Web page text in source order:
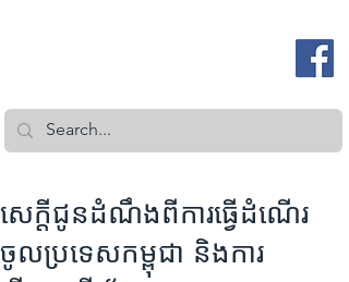
សេក្តីជូនដំណឹងពីការធ្វើដំណើរ
ចូលប្រទេសកម្ពុជា និងការ